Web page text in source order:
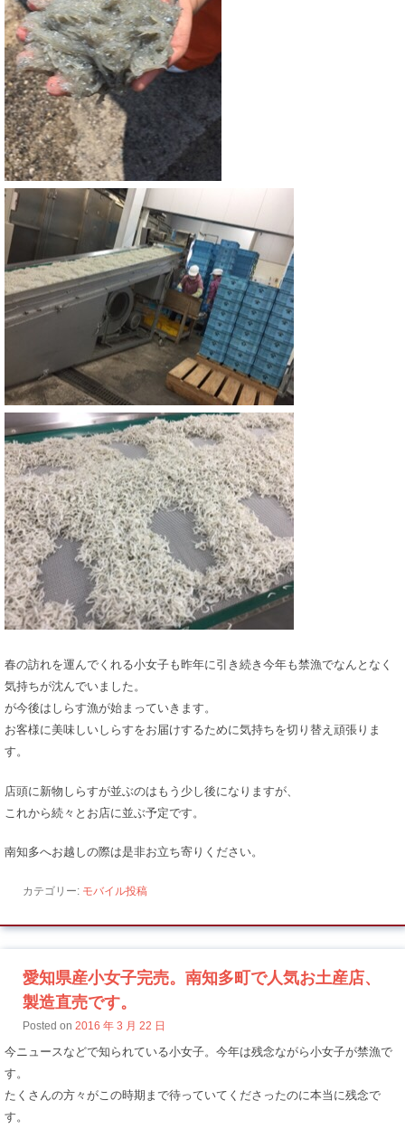
春の訪れを運んでくれる小女子も昨年に引き続き今年も禁漁でなんとなく
気持ちが沈んでいました。
が今後はしらす漁が始まっていきます。
お客様に美味しいしらすをお届けするために気持ちを切り替え頑張りま
す。
店頭に新物しらすが並ぶのはもう少し後になりますが、
これから続々とお店に並ぶ予定です。
南知多へお越しの際は是非お立ち寄りください。
カテゴリー: モバイル投稿
愛知県産小女子完売。南知多町で人気お土産店、
製造直売です。
Posted on 2016 年 3 月 22 日
今ニュースなどで知られている小女子。今年は残念ながら小女子が禁漁で
す。
たくさんの方々がこの時期まで待っていてくださったのに本当に残念で
す。